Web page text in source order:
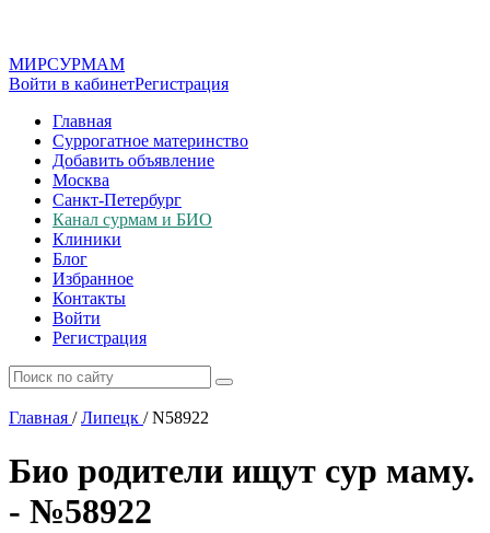
МИРСУРМАМ
Войти в кабинетРегистрация
Главная
Суррогатное материнство
Добавить объявление
Москва
Санкт-Петербург
Канал сурмам и БИО
Клиники
Блог
Избранное
Контакты
Войти
Регистрация
Главная / Липецк /N58922
Био родители ищут сур маму.
- №58922